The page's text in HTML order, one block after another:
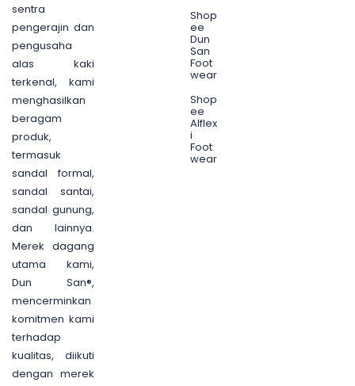
sentra
pengerajin dan
pengusaha
alas kaki
terkenal, kami
menghasilkan
beragam
produk,
termasuk
sandal formal,
sandal santai,
sandal gunung,
dan lainnya.
Merek dagang
utama kami,
Dun San®,
mencerminkan
komitmen kami
terhadap
kualitas, diikuti
dengan merek
Shop
ee
Dun
San
Foot
wear
Shop
ee
Alflex
i
Foot
wear